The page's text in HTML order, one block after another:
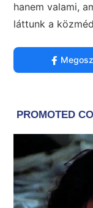
hanem valami,
láttunk a